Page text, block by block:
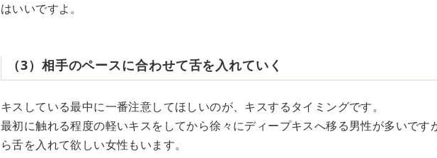
はいいですよ。
（3）相手のペースに合わせて舌を入れていく
キスしている最中に一番注意してほしいのが、キスするタイミングです。
最初に触れる程度の軽いキスをしてから徐々にディープキスへ移る男性が多いです
ら舌を入れて欲しい女性もいます。